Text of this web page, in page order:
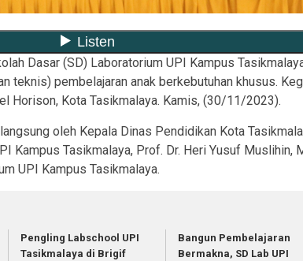
Dasar (SD) Laboratorium UPI Kampus
teknis) pembelajaran anak berkebutuhan khusus.
Horison, Kota Tasikmalaya. Kamis, (30/11/2023).
oleh Kepala Dinas Pendidikan Kota
Kampus Tasikmalaya, Prof. Dr. Heri Yusuf Muslihin,
UPI Kampus Tasikmalaya.
Pengling Labschool UPI
Tasikmalaya di Brigif
Bangun Pembelajaran
Bermakna, SD Lab UPI